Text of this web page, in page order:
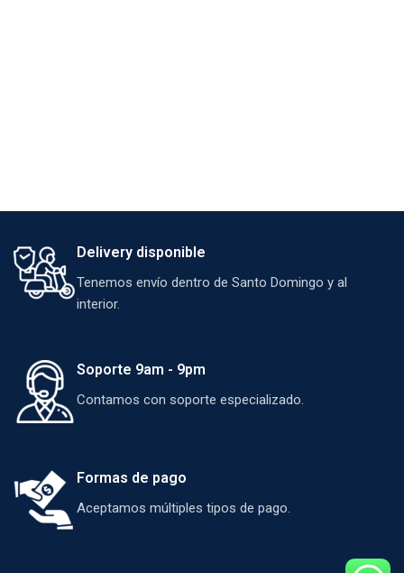
Delivery disponible
Tenemos envío dentro de Santo Domingo y al
interior.
Soporte 9am - 9pm
Contamos con soporte especializado.
Formas de pago
Aceptamos múltiples tipos de pago.